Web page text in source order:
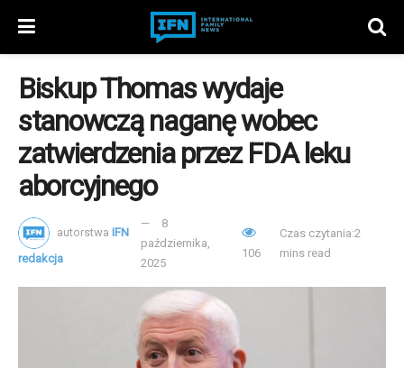
Biskup Thomas wydaje
stanowczą naganę wobec
zatwierdzenia przez FDA leku
aborcyjnego
autorstwa IFN
redakcja
8
października,
2025
106
Czas czytania:2
mins read